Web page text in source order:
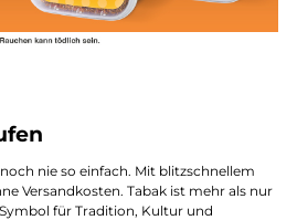
nie so einfach. Mit blitzschnellem
Versandkosten. Tabak ist mehr als nur
für Tradition, Kultur und